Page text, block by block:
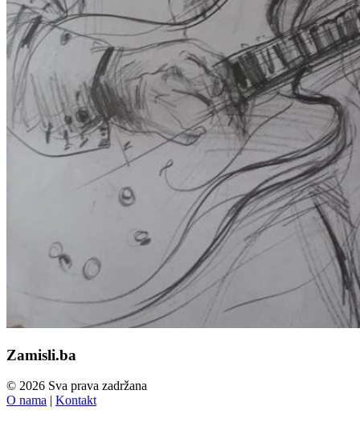
Zamisli.ba
© 2026 Sva prava zadržana
O nama | Kontakt